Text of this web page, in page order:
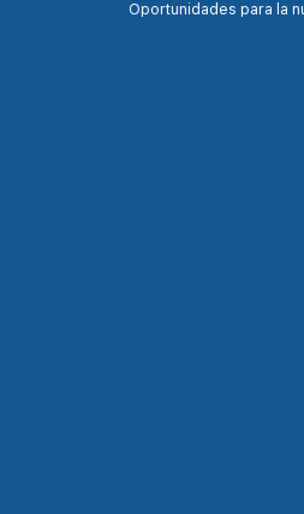
Oportunidades para la